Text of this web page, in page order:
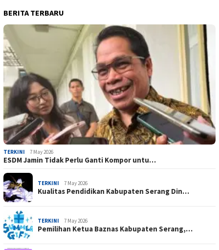
BERITA TERBARU
TERKINI 7 May 2026
ESDM Jamin Tidak Perlu Ganti Kompor untu…
TERKINI 7 May 2026
Kualitas Pendidikan Kabupaten Serang Din…
TERKINI 7 May 2026
Pemilihan Ketua Baznas Kabupaten Serang,…